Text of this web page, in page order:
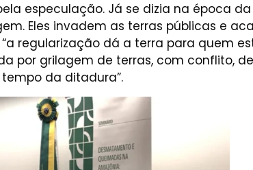
especulação. Já se dizia na época
Eles invadem as terras públicas e
regularização dá a terra para quem
por grilagem de terras, com conflito,
da ditadura”.